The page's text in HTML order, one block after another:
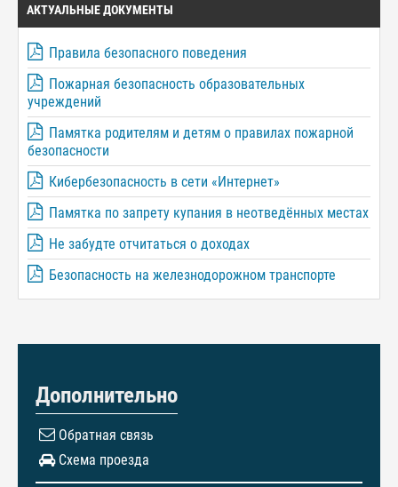
АКТУАЛЬНЫЕ ДОКУМЕНТЫ
Правила безопасного поведения
Пожарная безопасность образовательных
учреждений
Памятка родителям и детям о правилах пожарной
безопасности
Кибербезопасность в сети «Интернет»
Памятка по запрету купания в неотведённых местах
Не забудте отчитаться о доходах
Безопасность на железнодорожном транспорте
Дополнительно
Обратная связь
Схема проезда